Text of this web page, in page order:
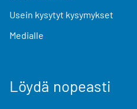
Usein kysytyt kysymykset
Medialle
Löydä nopeasti